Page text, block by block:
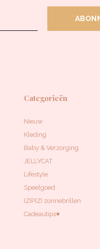
Categorieën
Nieuw
Kleding
Baby & Verzorging
JELLYCAT
Lifestyle
Speelgoed
IZIPIZI zonnebrillen
Cadeautips♥